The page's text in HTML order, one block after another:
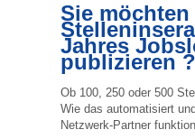
Sie
Jahres
publizieren ?
Ob 100, 250 oder 500
Wie das automatisiert
Netzwerk-Partner